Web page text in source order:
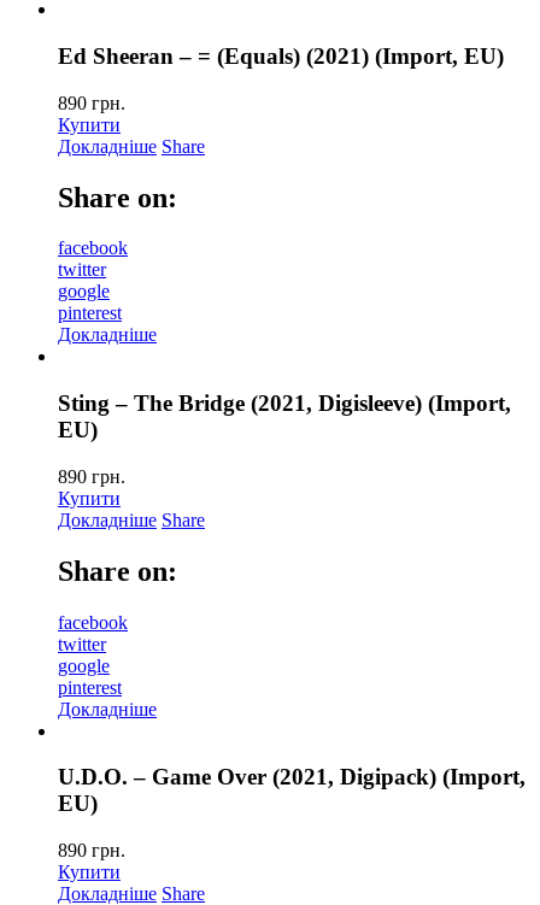
Ed Sheeran – = (Equals) (2021) (Import, EU)
890 грн.
Купити
Докладніше Share
Share on:
facebook
twitter
google
pinterest
Докладніше
Sting – The Bridge (2021, Digisleeve) (Import,
EU)
890 грн.
Купити
Докладніше Share
Share on:
facebook
twitter
google
pinterest
Докладніше
U.D.O. – Game Over (2021, Digipack) (Import,
EU)
890 грн.
Купити
Докладніше Share